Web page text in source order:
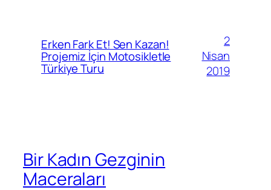
Erken Fark Et! Sen Kazan!
Projemiz İçin Motosikletle
Türkiye Turu
2
Nisan
2019
Bir Kadın Gezginin
Maceraları